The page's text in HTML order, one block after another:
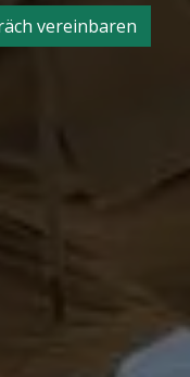
vereinbaren